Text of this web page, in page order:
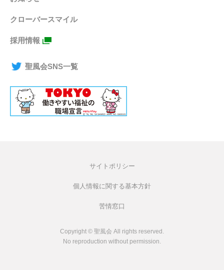
クローバースマイル
採用情報
聖風会SNS一覧
サイトポリシー
個人情報に関する基本方針
苦情窓口
Copyright © 聖風会 All rights reserved.
No reproduction without permission.